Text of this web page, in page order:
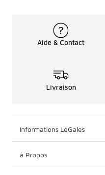
Aide & Contact
Livraison
Informations LéGales
à Propos